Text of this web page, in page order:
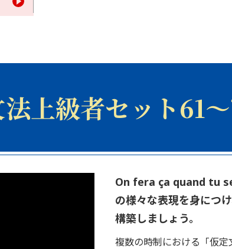
上級者セット61
On fera ça quand tu
の様々な表現を身につ
構築しましょう。
複数の時制における「仮